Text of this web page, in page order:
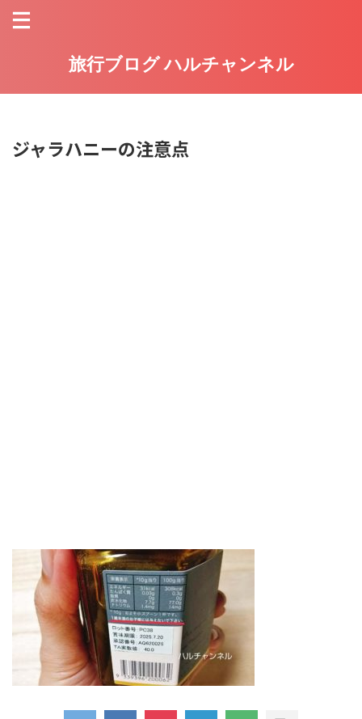
旅行ブログ ハルチャンネル
ジャラハニーの注意点